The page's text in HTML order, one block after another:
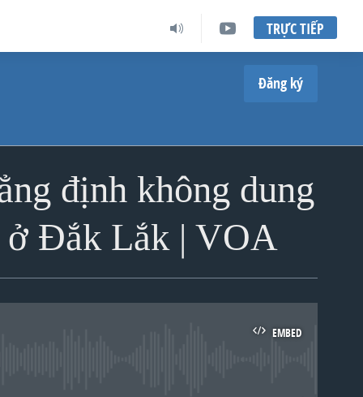
TRỰC TIẾP
Đăng ký
định không dung
ở Đắk Lắk | VOA
EMBED